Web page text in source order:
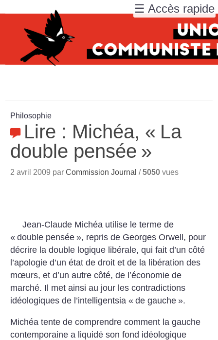
Philosophie
Lire : Michéa, « La
double pensée »
2 avril 2009 parCommission Journal /5050 vues
Jean-Claude Michéa utilise le terme de
« double pensée », repris de Georges Orwell, pour
décrire la double logique libérale, qui fait d’un côté
l’apologie d’un état de droit et de la libération des
mœurs, et d’un autre côté, de l’économie de
marché. Il met ainsi au jour les contradictions
idéologiques de l’intelligentsia « de gauche ».
Michéa tente de comprendre comment la gauche
contemporaine a liquidé son fond idéologique
☰ Accès rapide